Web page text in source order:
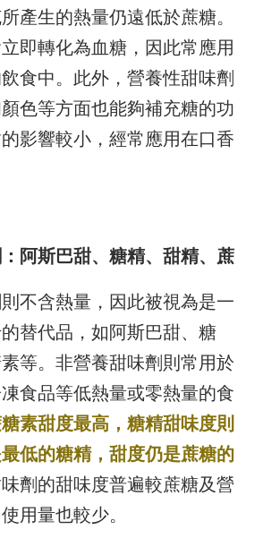
產生的熱量仍遠低於蔗糖。
即轉化為血糖，因此常應用
食中。此外，營養性甜味劑
色等方面也能夠補充糖的功
影響較小，經常應用在口香
阿斯巴甜、糖精、甜精、蔗
不含熱量，因此被視為是一
替代品，如阿斯巴甜、糖
等。非營養甜味劑則常用於
食品等低熱量或零熱量的食
素甜度最高，糖精甜味度則
低的糖精，甜度仍是蔗糖的
劑的甜味度普遍較蔗糖及營
用量也較少。